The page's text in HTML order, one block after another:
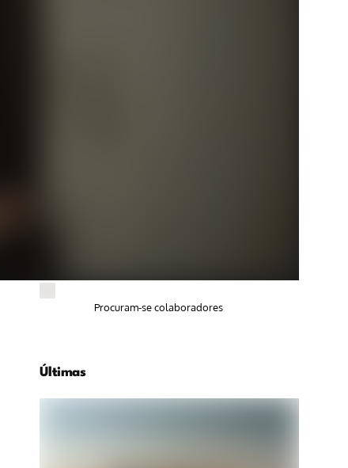
Procuram-se colaboradores
Últimas